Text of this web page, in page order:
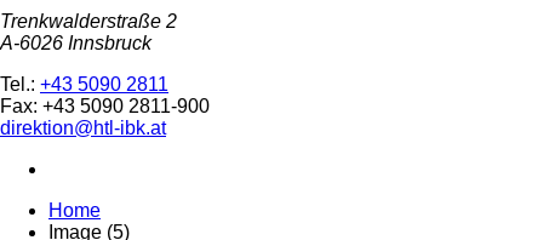
Trenkwalderstraße 2
A-6026 Innsbruck
Tel.: +43 5090 2811
Fax: +43 5090 2811-900
direktion@htl-ibk.at
Home
Image (5)